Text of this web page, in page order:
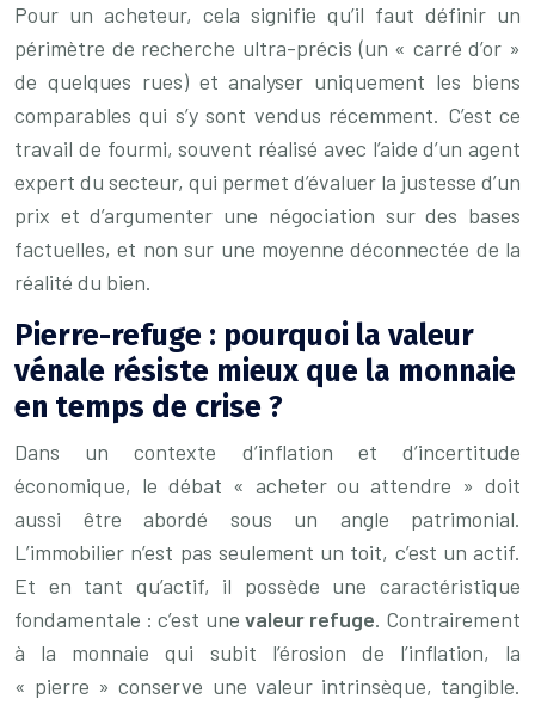
Pour un acheteur, cela signifie qu’il faut définir un
périmètre de recherche ultra-précis (un « carré d’or »
de quelques rues) et analyser uniquement les biens
comparables qui s’y sont vendus récemment. C’est ce
travail de fourmi, souvent réalisé avec l’aide d’un agent
expert du secteur, qui permet d’évaluer la justesse d’un
prix et d’argumenter une négociation sur des bases
factuelles, et non sur une moyenne déconnectée de la
réalité du bien.
Pierre-refuge : pourquoi la valeur
vénale résiste mieux que la monnaie
en temps de crise ?
Dans un contexte d’inflation et d’incertitude
économique, le débat « acheter ou attendre » doit
aussi être abordé sous un angle patrimonial.
L’immobilier n’est pas seulement un toit, c’est un actif.
Et en tant qu’actif, il possède une caractéristique
fondamentale : c’est une valeur refuge. Contrairement
à la monnaie qui subit l’érosion de l’inflation, la
« pierre » conserve une valeur intrinsèque, tangible.